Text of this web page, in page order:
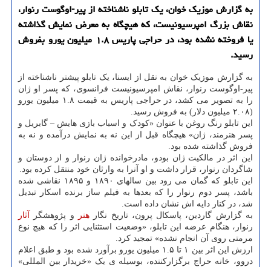
به گزارش موزیک خوان، یک تابلو ناشناخته از پیر-اوگوست رنوار،
نقاش بزرگ امپرسیونیست، که هیچگاه به معرض نمایش گذاشته
یا فروخته نشده بود، در حراجی پاریس ۱.۸ میلیون یورو بفروش
رسید.
به گزارش موزیک خوان به نقل از ایسنا، یک تابلو پیشتر ناشناخته از
پیر-اوگوست رنوار، نقاش امپرسیونیست فرانسوی، که پسر او ژان
را به تصویر می کشد، در حراجی پاریس به قیمت ۱.۸ میلیون یورو
(۲.۰۸ میلیون دلار) به فروش رسید.
این تابلو رنگ روغن با عنوان «کودک و اسباب بازی هایش – گابریل و
پسر هنرمند، ژان» هیچگاه قبل از این نه به نمایش درآمده و نه به
فروش گذاشته شده بود.
این اثر در مالکیت ژان بودو، مادرخوانده ژان رنوار و از دوستان و
شاگردان رنوار، قرار داشت و او آنرا به وارثان خود منتقل کرده بود.
این تابلو که گمان می رود بین سالهای ۱۸۹۰ و ۱۸۹۵ نقاشی شده
باشد، پسر دوم رنوار را که بعدها به فیلم ساز برنده اسکار تبدیل
شد، در کنار دایه اش نشان داده است.
به گزارش گاردین، پاسکال پرون، تاریخ نگارهنر و پژوهشگر
آثار
رنوار، هنگام عرضه این تابلو، «وضعیت استثنایی اثر را که هیچ نوع
مرمتی روی آن انجام نشده» تمجید کرد.
ارزش این اثر بین ۱ تا ۱.۵ میلیون یورو برآورد شده بود و طبق اعلام
دروو، خانه حراج برگزارکننده، بوسیله ی یک «خریدار بین المللی»